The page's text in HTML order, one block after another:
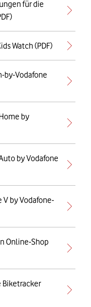
für die
Watch (PDF)
by-Vodafone
by
by Vodafone
by Vodafone-
Online-Shop
Biketracker